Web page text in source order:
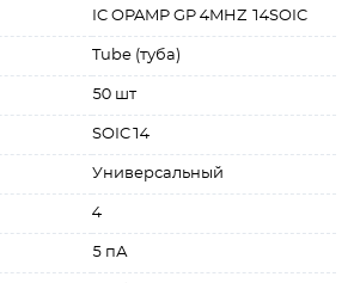
IC OPAMP GP 4MHZ 14SOIC
Tube (туба)
50 шт
SOIC14
Универсальный
4
5 пА